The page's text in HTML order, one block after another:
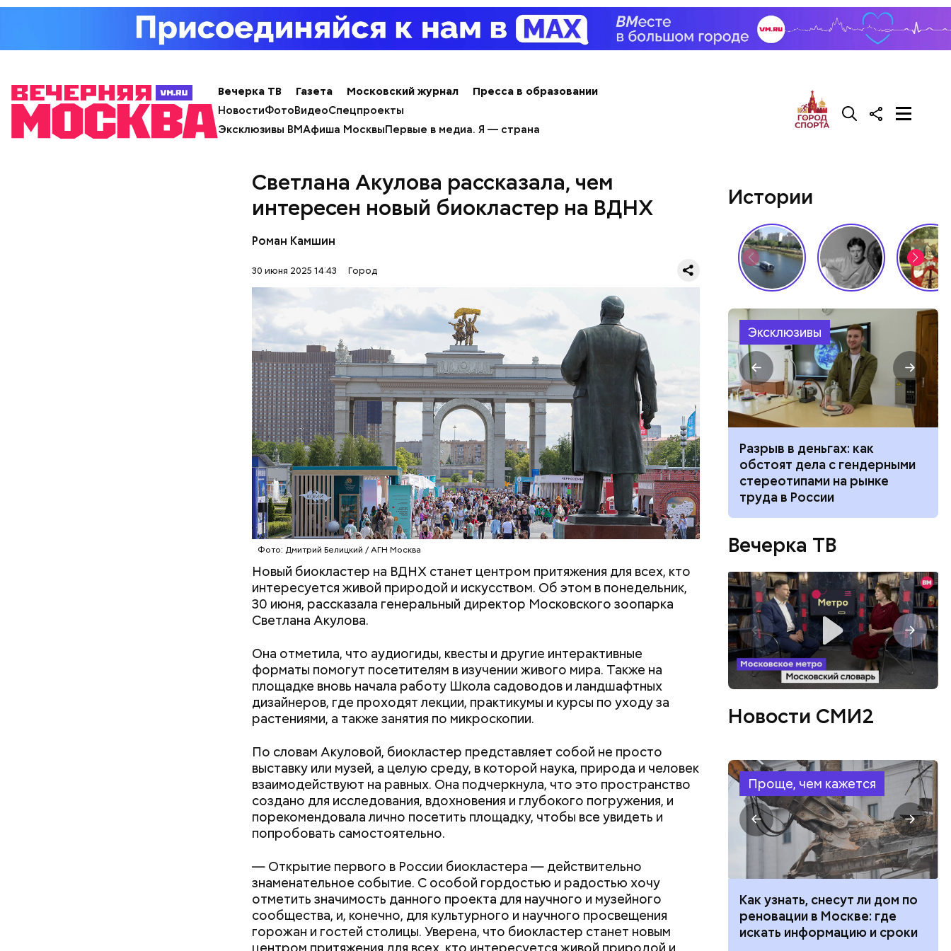
Вечерка ТВ Газета Московский журнал
Пресса в образовании
НовостиФотоВидеоСпецпроекты
Эксклюзивы ВМАфиша МосквыПервые в медиа. Я — страна
Светлана Акулова рассказала, чем
интересен новый биокластер на ВДНХ
Роман Камшин
30 июня 2025 14:43 Город
Фото: Дмитрий Белицкий / АГН Москва
Новый биокластер на ВДНХ станет центром притяжения для всех, кто
интересуется живой природой и искусством. Об этом в понедельник,
30 июня, рассказала генеральный директор Московского зоопарка
Светлана Акулова.
Она отметила, что аудиогиды, квесты и другие интерактивные
форматы помогут посетителям в изучении живого мира. Также на
площадке вновь начала работу Школа садоводов и ландшафтных
дизайнеров, где проходят лекции, практикумы и курсы по уходу за
растениями, а также занятия по микроскопии.
По словам Акуловой, биокластер представляет собой не просто
выставку или музей, а целую среду, в которой наука, природа и человек
взаимодействуют на равных. Она подчеркнула, что это пространство
создано для исследования, вдохновения и глубокого погружения, и
порекомендовала лично посетить площадку, чтобы все увидеть и
попробовать самостоятельно.
— Открытие первого в России биокластера — действительно
знаменательное событие. С особой гордостью и радостью хочу
отметить значимость данного проекта для научного и музейного
сообщества, и, конечно, для культурного и научного просвещения
горожан и гостей столицы. Уверена, что биокластер станет новым
скидки для автовладельцев (заправки, мойки и так далее);
аптеки;
бытовые услуги;
Как найти информацию о льготах и скидках
На главной странице сайтаkarta.mos.ruможно найти тематические
подборки скидок и самые выгодные предложения, которые доступны
на данный момент.
и услугам, брендам, станциям метро и другим.
— Маршрут затрагивает востребованные улицы районов. Таким
образом, жители разных районов смогут как отдыхать, так и ездить по
делам по реализованным велополосам и велодорожкам.
Фото: Shutterstock
Истории
Эксклюзивы
Продлеваем лето: где можно
отдохнуть в бархатный
сезон и во сколько это
обойдется
«Поколение соло»: что стоит
за желанием молодежи жить
с фокусом «на себя»
Разрыв в деньгах: как
обстоят дела с гендерными
стереотипами на рынке
труда в России
Вечерка ТВ
Новости СМИ2
Проще, чем кажется
Как поменять батареи дома и
не получить штраф
Как получить до 100 тысяч
рублей от государства при
трудной ситуации: кто может
Как узнать, снесут ли дом по
реновации в Москве: где
искать информацию и сроки